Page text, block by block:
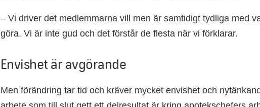
– Vi driver det medlemmarna vill men är samtidigt tydliga med
göra. Vi är inte gud och det förstår de flesta när vi förklarar.
Envishet är avgörande
Men förändring tar tid och kräver mycket envishet och